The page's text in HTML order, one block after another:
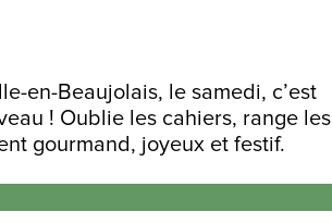
en-Beaujolais, le samedi, c’est
! Oublie les cahiers, range les
gourmand, joyeux et festif.